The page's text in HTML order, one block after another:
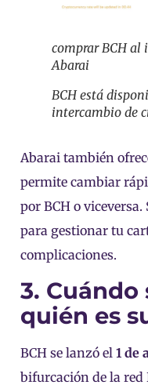
comprar BCH
Abarai
BCH está
intercambio de
Abarai también
permite cambiar
por BCH o
para gestionar tu
complicaciones.
3. Cuándo
quién es
BCH se lanzó el 1 de
bifurcación de la